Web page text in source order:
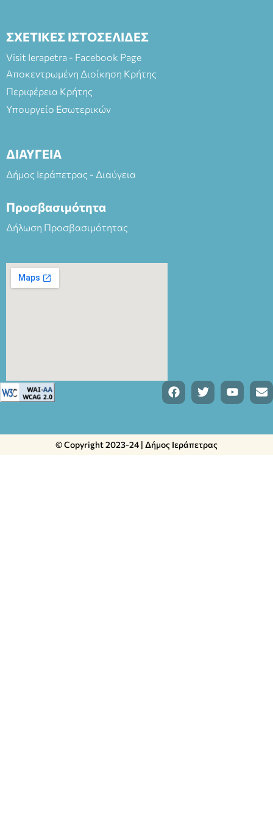
ΣΧΕΤΙΚΕΣ ΙΣΤΟΣΕΛΙΔΕΣ
Visit Ierapetra - Facebook Page
Αποκεντρωμένη Διοίκηση Κρήτης
Περιφέρεια Κρήτης
Υπουργείο Εσωτερικών
ΔΙΑΥΓΕΙΑ
Δήμος Ιεράπετρας - Διαύγεια
Προσβασιμότητα
Δήλωση Προσβασιμότητας
© Copyright 2023-24 | Δήμος Ιεράπετρας